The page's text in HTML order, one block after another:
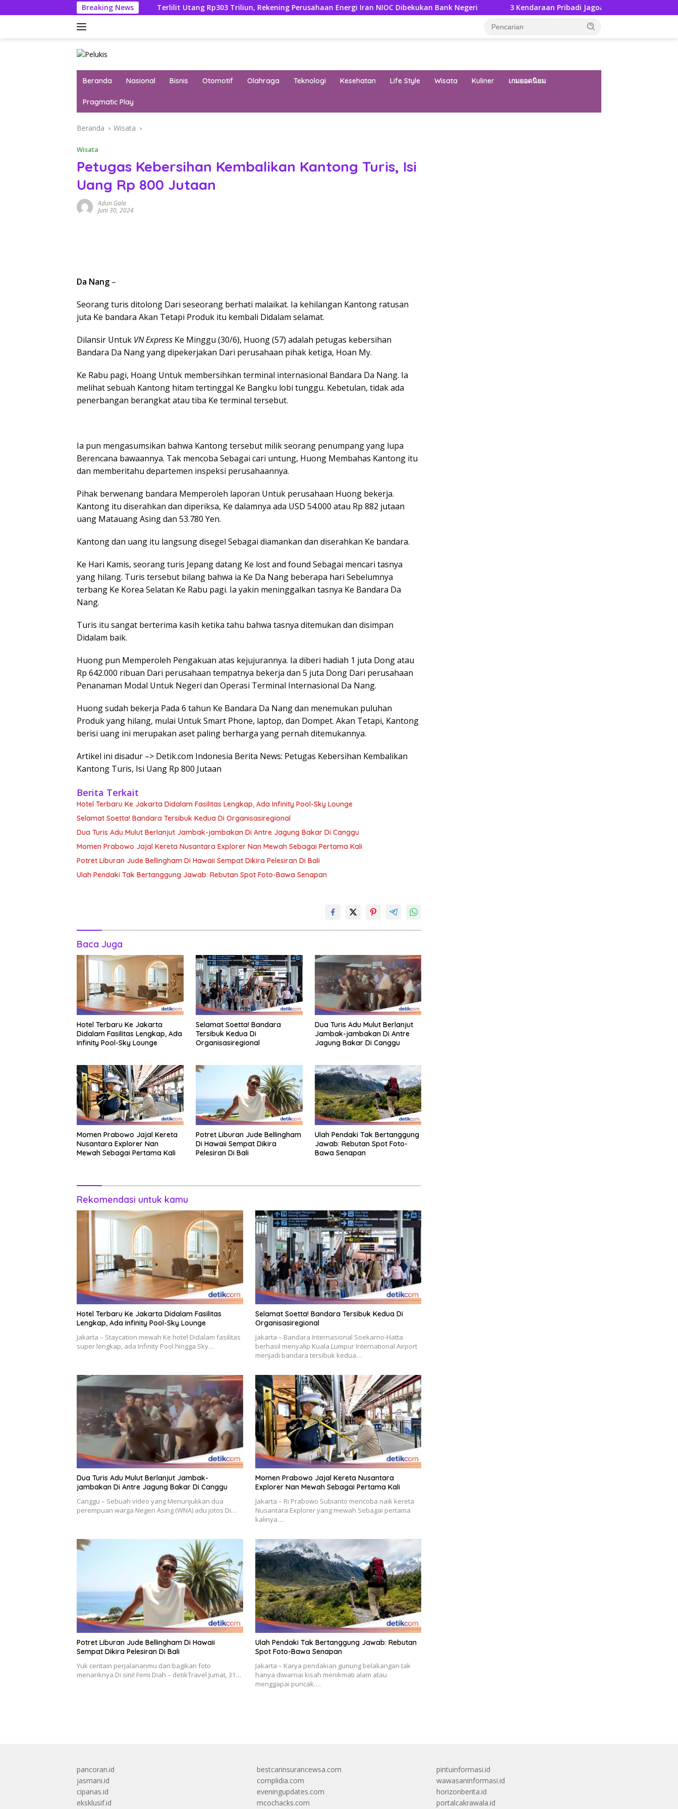
ke
Breaking NewsTerlilit Utang Rp303 Triliun, Rekening Perusahaan Energi Iran NIOC Dibekukan Bank Negeri 3 Kendaraan Pribadi Jagoan Suzuki Bisa Dijajal Langsung Di
Beranda Nasional Bisnis Otomotif Olahraga Teknologi Kesehatan Life Style Wisata Kuliner เกมยอดนิยม
Pragmatic Play
Beranda Wisata
Wisata
Petugas Kebersihan Kembalikan Kantong Turis, Isi
Uang Rp 800 Jutaan
Adun Gala
Juni 30, 2024
Da Nang –
Seorang turis ditolong Dari seseorang berhati malaikat. Ia kehilangan Kantong ratusan
juta Ke bandara Akan Tetapi Produk itu kembali Didalam selamat.
Dilansir Untuk VN Express Ke Minggu (30/6), Huong (57) adalah petugas kebersihan
Bandara Da Nang yang dipekerjakan Dari perusahaan pihak ketiga, Hoan My.
Ke Rabu pagi, Hoang Untuk membersihkan terminal internasional Bandara Da Nang. Ia
melihat sebuah Kantong hitam tertinggal Ke Bangku lobi tunggu. Kebetulan, tidak ada
penerbangan berangkat atau tiba Ke terminal tersebut.
Ia pun mengasumsikan bahwa Kantong tersebut milik seorang penumpang yang lupa
Berencana bawaannya. Tak mencoba Sebagai cari untung, Huong Membahas Kantong itu
dan memberitahu departemen inspeksi perusahaannya.
Pihak berwenang bandara Memperoleh laporan Untuk perusahaan Huong bekerja.
Kantong itu diserahkan dan diperiksa, Ke dalamnya ada USD 54.000 atau Rp 882 jutaan
uang Matauang Asing dan 53.780 Yen.
Kantong dan uang itu langsung disegel Sebagai diamankan dan diserahkan Ke bandara.
Ke Hari Kamis, seorang turis Jepang datang Ke lost and found Sebagai mencari tasnya
yang hilang. Turis tersebut bilang bahwa ia Ke Da Nang beberapa hari Sebelumnya
terbang Ke Korea Selatan Ke Rabu pagi. Ia yakin meninggalkan tasnya Ke Bandara Da
Nang.
Turis itu sangat berterima kasih ketika tahu bahwa tasnya ditemukan dan disimpan
Didalam baik.
Huong pun Memperoleh Pengakuan atas kejujurannya. Ia diberi hadiah 1 juta Dong atau
Rp 642.000 ribuan Dari perusahaan tempatnya bekerja dan 5 juta Dong Dari perusahaan
Penanaman Modal Untuk Negeri dan Operasi Terminal Internasional Da Nang.
Huong sudah bekerja Pada 6 tahun Ke Bandara Da Nang dan menemukan puluhan
Produk yang hilang, mulai Untuk Smart Phone, laptop, dan Dompet. Akan Tetapi, Kantong
berisi uang ini merupakan aset paling berharga yang pernah ditemukannya.
Artikel ini disadur –> Detik.com Indonesia Berita News: Petugas Kebersihan Kembalikan
Kantong Turis, Isi Uang Rp 800 Jutaan
Berita Terkait
Hotel Terbaru Ke Jakarta Didalam Fasilitas Lengkap, Ada Infinity Pool-Sky Lounge
Selamat Soetta! Bandara Tersibuk Kedua Di Organisasiregional
Dua Turis Adu Mulut Berlanjut Jambak-jambakan Di Antre Jagung Bakar Di Canggu
Momen Prabowo Jajal Kereta Nusantara Explorer Nan Mewah Sebagai Pertama Kali
Potret Liburan Jude Bellingham Di Hawaii Sempat Dikira Pelesiran Di Bali
Ulah Pendaki Tak Bertanggung Jawab: Rebutan Spot Foto-Bawa Senapan
Baca Juga
Hotel Terbaru Ke Jakarta
Didalam Fasilitas Lengkap, Ada
Infinity Pool-Sky Lounge
Selamat Soetta! Bandara
Tersibuk Kedua Di
Organisasiregional
Dua Turis Adu Mulut Berlanjut
Jambak-jambakan Di Antre
Jagung Bakar Di Canggu
Momen Prabowo Jajal Kereta
Nusantara Explorer Nan
Mewah Sebagai Pertama Kali
Potret Liburan Jude Bellingham
Di Hawaii Sempat Dikira
Pelesiran Di Bali
Ulah Pendaki Tak Bertanggung
Jawab: Rebutan Spot Foto-
Bawa Senapan
Rekomendasi untuk kamu
Hotel Terbaru Ke Jakarta Didalam Fasilitas
Lengkap, Ada Infinity Pool-Sky Lounge
Jakarta – Staycation mewah Ke hotel Didalam fasilitas
super lengkap, ada Infinity Pool hingga Sky…
Selamat Soetta! Bandara Tersibuk Kedua Di
Organisasiregional
Jakarta – Bandara Internasional Soekarno-Hatta
berhasil menyalip Kuala Lumpur International Airport
menjadi bandara tersibuk kedua…
Dua Turis Adu Mulut Berlanjut Jambak-
jambakan Di Antre Jagung Bakar Di Canggu
Canggu – Sebuah video yang Menunjukkan dua
perempuan warga Negeri Asing (WNA) adu jotos Di…
Momen Prabowo Jajal Kereta Nusantara
Explorer Nan Mewah Sebagai Pertama Kali
Jakarta – Ri Prabowo Subianto mencoba naik kereta
Nusantara Explorer yang mewah Sebagai pertama
kalinya….
Potret Liburan Jude Bellingham Di Hawaii
Sempat Dikira Pelesiran Di Bali
Yuk ceritain perjalananmu dan bagikan foto
menariknya Di sini! Femi Diah – detikTravel Jumat, 31…
Ulah Pendaki Tak Bertanggung Jawab: Rebutan
Spot Foto-Bawa Senapan
Jakarta – Karya pendakian gunung belakangan tak
hanya diwarnai kisah menikmati alam atau
menggapai puncak….
pancoran.id
jasmani.id
cipanas.id
eksklusif.id
bestcarinsurancewsa.com
complidia.com
eveningupdates.com
mcochacks.com
pintuinformasi.id
wawasaninformasi.id
horizonberita.id
portalcakrawala.id